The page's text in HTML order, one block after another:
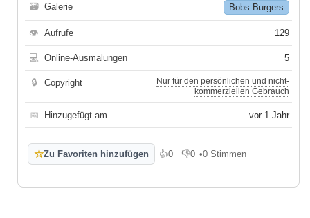
🗃 Galerie Bobs Burgers
👁 Aufrufe 129
💻 Online-Ausmalungen 5
🔒 Copyright
Nur für den persönlichen und nicht-
kommerziellen Gebrauch
📅 Hinzugefügt am vor 1 Jahr
☆Zu Favoriten hinzufügen 👍0
Gefällt mir
👎0
Gefällt mir nicht
•0 Stimmen